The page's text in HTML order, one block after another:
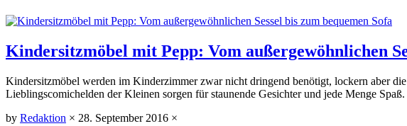
Kindersitzmöbel mit Pepp: Vom außergewöhnlichen
Kindersitzmöbel werden im Kinderzimmer zwar nicht dringend benötigt, lockern aber
Lieblingscomichelden der Kleinen sorgen für staunende Gesichter und jede Menge
by Redaktion × 28. September 2016 ×